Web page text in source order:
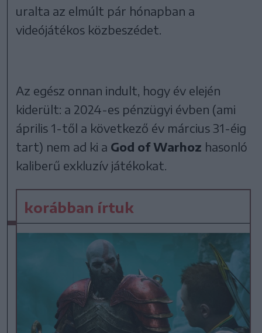
uralta az elmúlt pár hónapban a
videójátékos közbeszédet.
Az egész onnan indult, hogy év elején
kiderült: a 2024-es pénzügyi évben (ami
április 1-től a következő év március 31-éig
tart) nem ad ki a God of Warhoz hasonló
kaliberű exkluzív játékokat.
korábban írtuk